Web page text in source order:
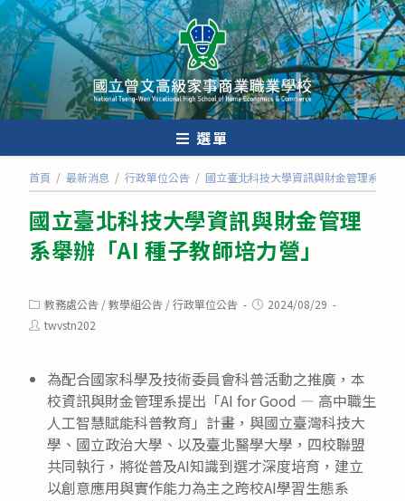
跳
轉
至
主
要
內
選單
首頁 / 最新消息 / 行政單位公告 / 國立臺北科技大學資訊與財金管理系舉辦
國立臺北科技大學資訊與財金管理
系舉辦「AI 種子教師培力營」
Post
category:
教務處公告 /教學組公告 /行政單位公告
Post2024/08/29
Posttwvstn202
為配合國家科學及技術委員會科普活動之推廣，本
校資訊與財金管理系提出「AI for Good — 高中職生
人工智慧賦能科普教育」計畫，與國立臺灣科技大
學、國立政治大學、以及臺北醫學大學，四校聯盟
共同執行，將從普及AI知識到選才深度培育，建立
以創意應用與實作能力為主之跨校AI學習生態系